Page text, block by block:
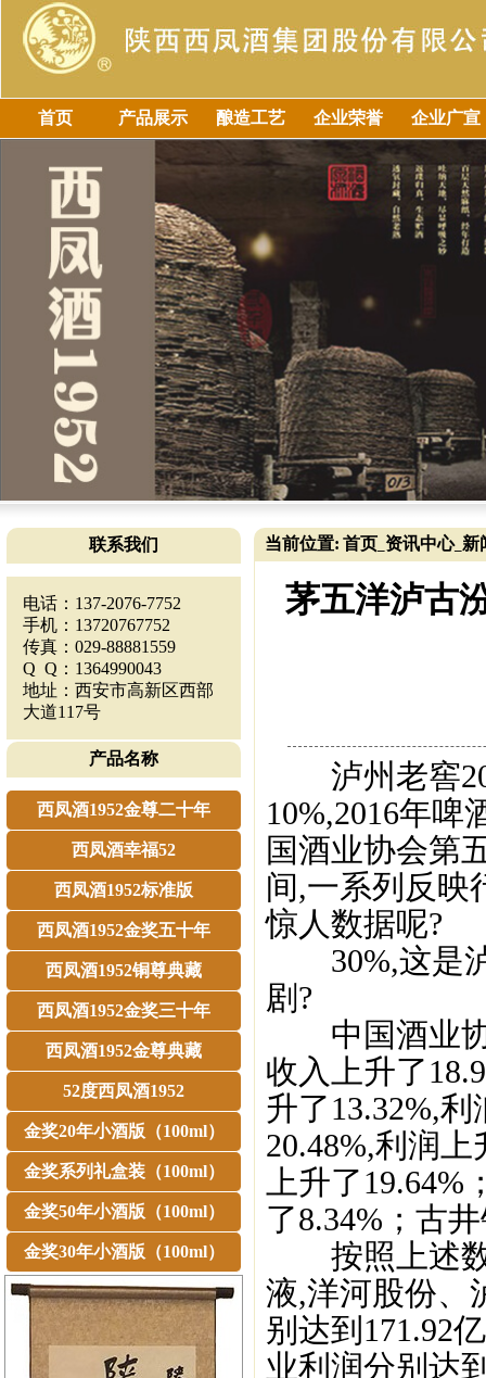
首页 产品展示 酿造工艺 企业荣誉 企业广宣
联系我们
电话：137-2076-7752
手机：13720767752
传真：029-88881559
Q Q：1364990043
地址：西安市高新区西部
大道117号
产品名称
西凤酒1952金尊二十年
西凤酒幸福52
西凤酒1952标准版
西凤酒1952金奖五十年
西凤酒1952铜尊典藏
西凤酒1952金奖三十年
西凤酒1952金尊典藏
52度西凤酒1952
金奖20年小酒版（100ml）
金奖系列礼盒装（100ml）
金奖50年小酒版（100ml）
金奖30年小酒版（100ml）
当前位置: 首页 资讯中心_ 新
茅五洋泸古
泸州老窖
10%,2016年
国酒业协会第
间,一系列反映
惊人数据呢?
30%,这是泸
剧?
中国酒业协
收入上升了
升了13.32%,
20.48%,利润
上升了19.64%
了8.34%；古
按照上述数
液,洋河股份、
别达到171.92
业利润分别达